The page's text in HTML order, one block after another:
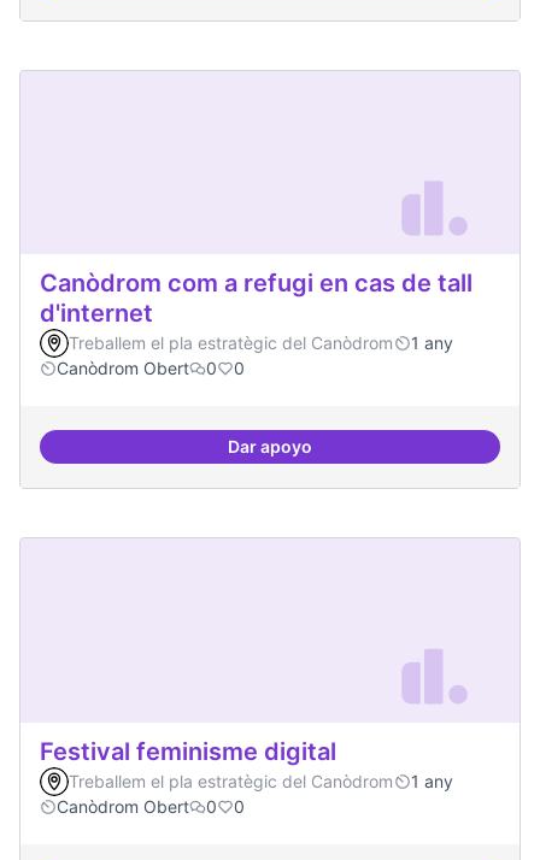
Canòdrom com a refugi en cas de tall
d'internet
Treballem el pla estratègic del Canòdrom
1 any
Canòdrom Obert
0 0
Dar apoyoCanòdrom com a refugi en cas
Festival feminisme digital
Treballem el pla estratègic del Canòdrom
1 any
Canòdrom Obert
0 0